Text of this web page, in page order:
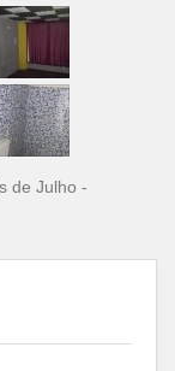
de Julho -